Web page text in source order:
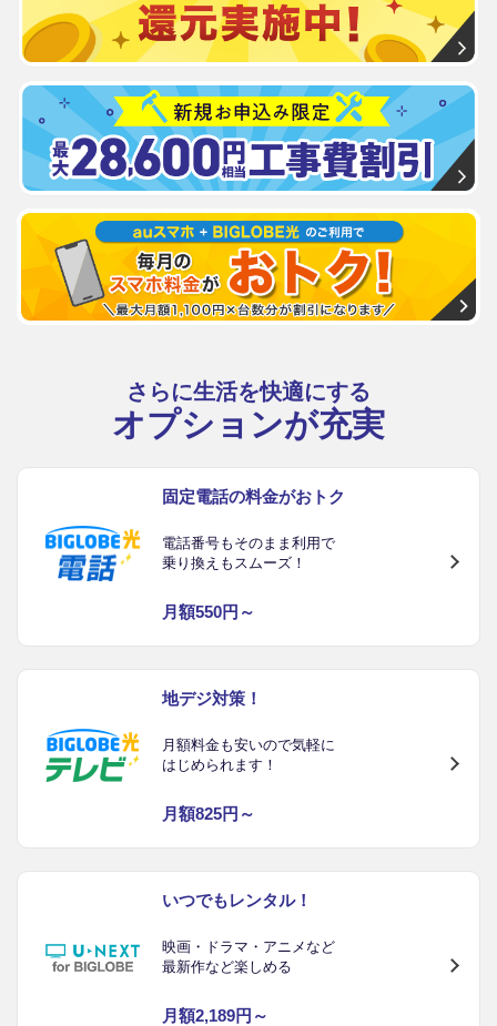
さらに生活を快適にする
オプションが充実
固定電話の料金がおトク
電話番号もそのまま利用で
乗り換えもスムーズ！
月額550円～
地デジ対策！
月額料金も安いので気軽に
はじめられます！
月額825円～
いつでもレンタル！
映画・ドラマ・アニメなど
最新作など楽しめる
月額2,189円～